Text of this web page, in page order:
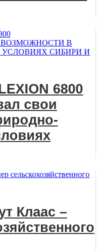
6800
свои
Клаас –